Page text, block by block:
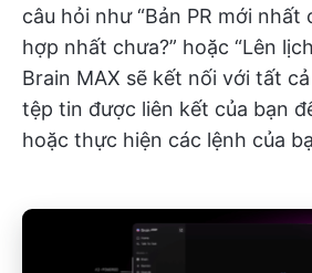
câu hỏi như “Bản PR mới nhất
hợp nhất chưa?” hoặc “Lên
Brain MAX sẽ kết nối với tất
tệp tin được liên kết của bạn
hoặc thực hiện các lệnh của